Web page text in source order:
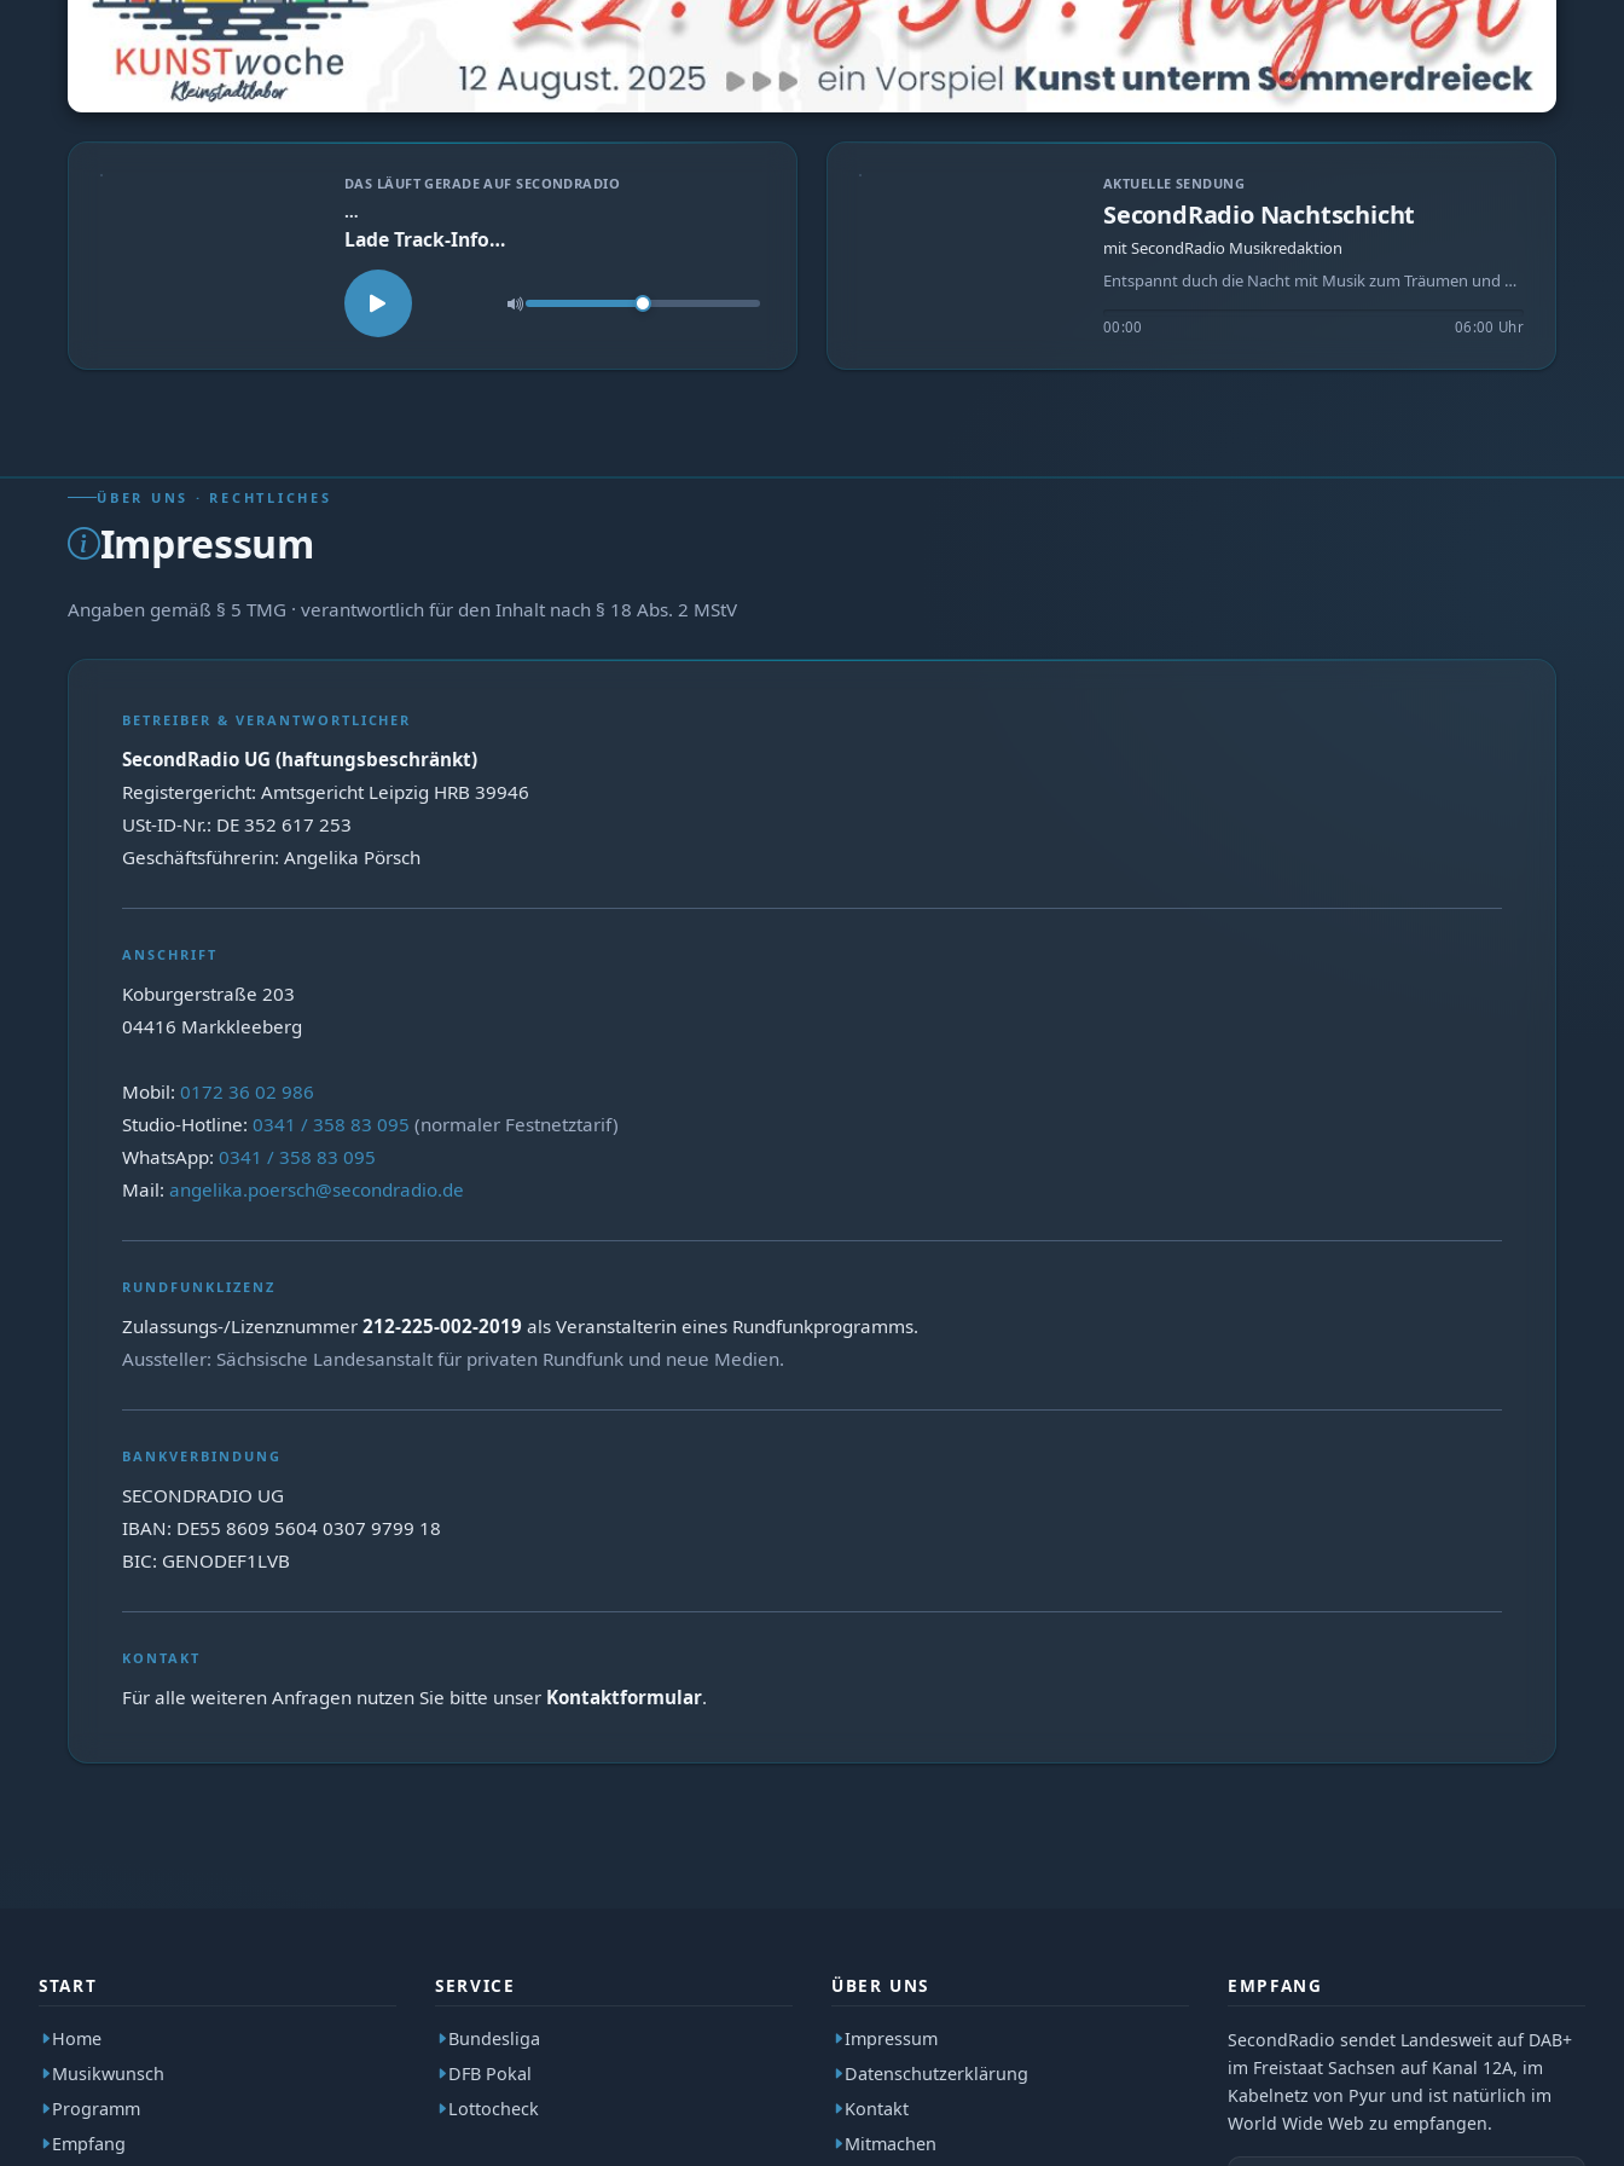
DAS LÄUFT GERADE AUF SECONDRADIO
…
Lade Track-Info…
AKTUELLE SENDUNG
SecondRadio Nachtschicht
mit SecondRadio Musikredaktion
Entspannt duch die Nacht mit Musik zum Träumen und Kuscheln.
00:00 06:00 Uhr
ÜBER UNS · RECHTLICHES
Impressum
Angaben gemäß § 5 TMG · verantwortlich für den Inhalt nach § 18 Abs. 2 MStV
BETREIBER & VERANTWORTLICHER
SecondRadio UG (haftungsbeschränkt)
Registergericht: Amtsgericht Leipzig HRB 39946
USt-ID-Nr.: DE 352 617 253
Geschäftsführerin: Angelika Pörsch
ANSCHRIFT
Koburgerstraße 203
04416 Markkleeberg
Mobil: 0172 36 02 986
Studio-Hotline: 0341 / 358 83 095 (normaler Festnetztarif)
WhatsApp: 0341 / 358 83 095
Mail: angelika.poersch@secondradio.de
RUNDFUNKLIZENZ
Zulassungs-/Lizenznummer 212-225-002-2019 als Veranstalterin eines Rundfunkprogramms.
Aussteller: Sächsische Landesanstalt für privaten Rundfunk und neue Medien.
BANKVERBINDUNG
SECONDRADIO UG
IBAN: DE55 8609 5604 0307 9799 18
BIC: GENODEF1LVB
KONTAKT
Für alle weiteren Anfragen nutzen Sie bitte unser Kontaktformular.
START
Home
Musikwunsch
Programm
Empfang
SERVICE
Bundesliga
DFB Pokal
Lottocheck
ÜBER UNS
Impressum
Datenschutzerklärung
Kontakt
Mitmachen
EMPFANG
SecondRadio sendet Landesweit auf DAB+
im Freistaat Sachsen auf Kanal 12A, im
Kabelnetz von Pyur und ist natürlich im
World Wide Web zu empfangen.